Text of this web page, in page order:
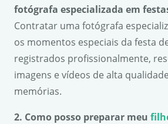
fotógrafa especializada em
Contratar uma fotógrafa
os momentos especiais da festa
registrados profissionalmente,
imagens e vídeos de alta
memórias.
2. Como posso preparar meu